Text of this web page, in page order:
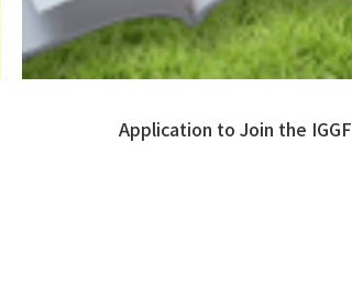
Application to Join the IGGF